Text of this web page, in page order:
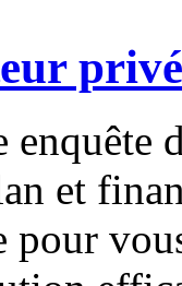
enquête
et
pour